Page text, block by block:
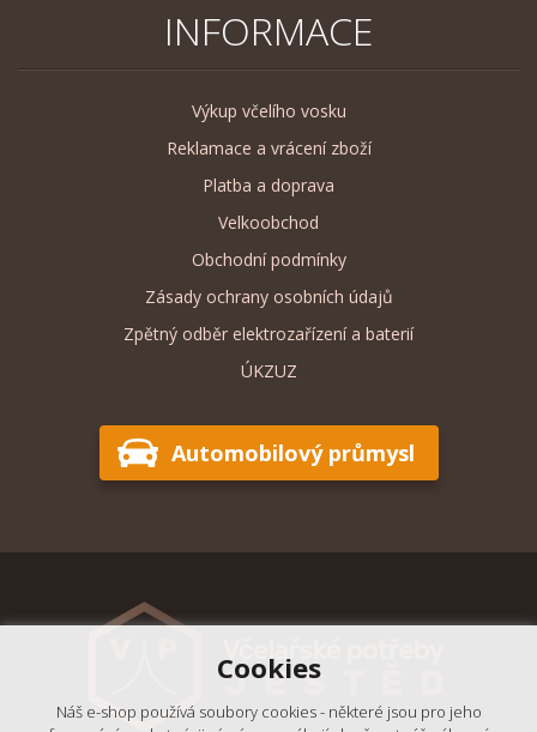
INFORMACE
Výkup včelího vosku
Reklamace a vrácení zboží
Platba a doprava
Velkoobchod
Obchodní podmínky
Zásady ochrany osobních údajů
Zpětný odběr elektrozařízení a baterií
ÚKZUZ
Automobilový průmysl
Cookies
Náš e-shop používá soubory cookies - některé jsou pro jeho